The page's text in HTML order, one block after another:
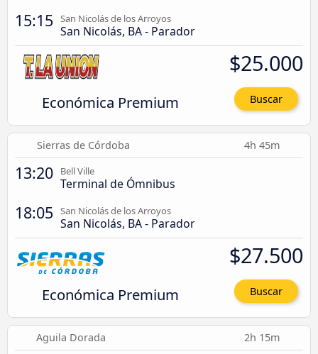
15:15 San Nicolás de los Arroyos
San Nicolás, BA - Parador
Económica Premium
$25.000
Buscar
Sierras de Córdoba 4h 45m
13:20 Bell Ville
Terminal de Ómnibus
18:05 San Nicolás de los Arroyos
San Nicolás, BA - Parador
Económica Premium
$27.500
Buscar
Aguila Dorada 2h 15m